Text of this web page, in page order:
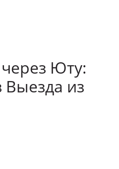
Юту:
Выезда из